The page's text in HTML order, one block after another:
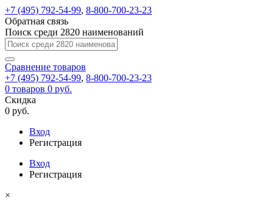
+7 (495) 792-54-99, 8-800-700-23-23
Обратная связь
Поиск среди 2820 наименований
Сравнение товаров
+7 (495) 792-54-99, 8-800-700-23-23
0 товаров 0 руб.
Скидка
0 руб.
Вход
Регистрация
Вход
Регистрация
×